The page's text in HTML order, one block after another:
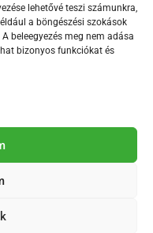
lehetővé teszi számunkra,
a böngészési szokások
beleegyezés meg nem adása
bizonyos funkciókat és
a
program
Érd Megyei Jogú Város